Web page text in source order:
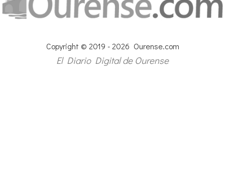
Copyright © 2019 - 2026 Ourense.com
El Diario Digital de Ourense